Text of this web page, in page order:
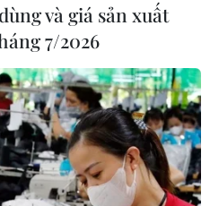
dạy
AI và
và giá sản xuất
7/2026